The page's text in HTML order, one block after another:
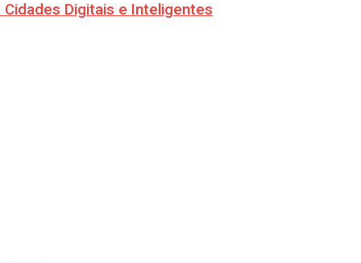
Digitais e Inteligentes